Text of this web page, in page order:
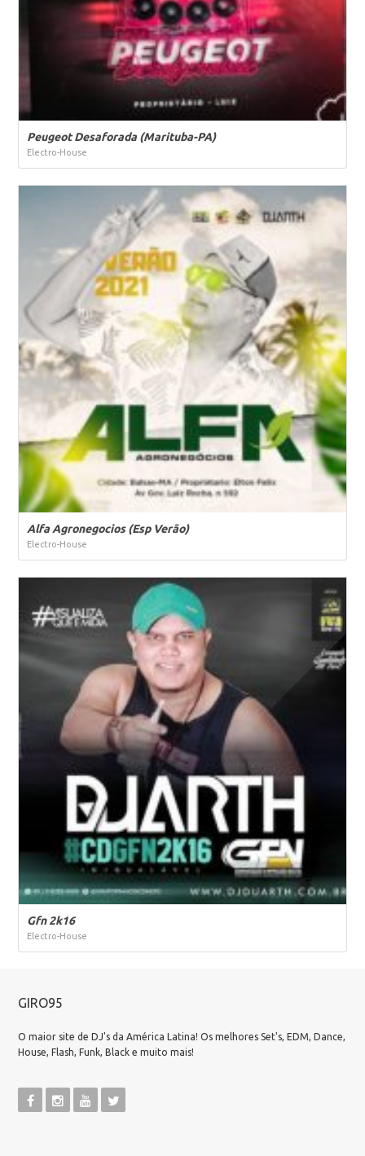
Peugeot Desaforada (Marituba-PA)
Electro-House
Alfa Agronegocios (Esp Verão)
Electro-House
Gfn 2k16
Electro-House
GIRO95
O maior site de DJ's da América Latina! Os melhores Set's, EDM, Dance,
House, Flash, Funk, Black e muito mais!